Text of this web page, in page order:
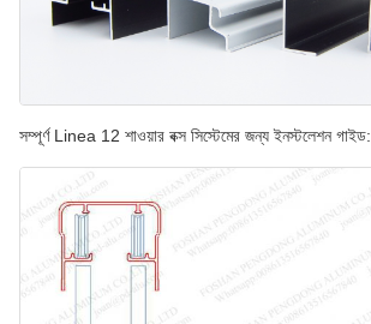
সম্পূর্ণ Linea 12 শাওয়ার বক্স সিস্টেমের জন্য ইনস্টলেশন গাইড: